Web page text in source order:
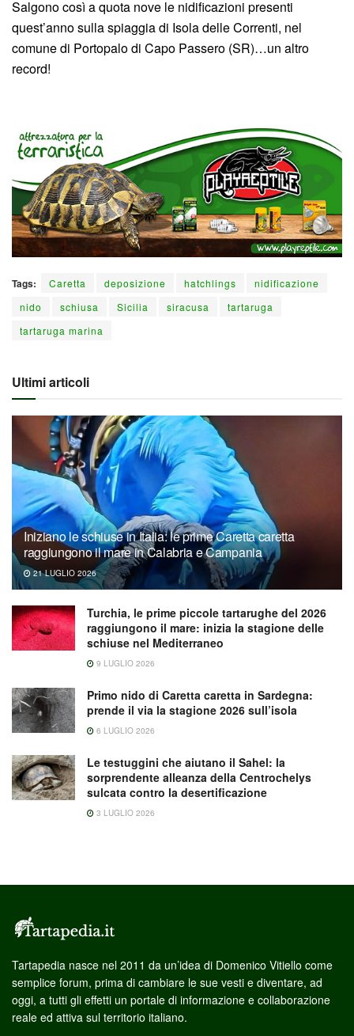
Salgono così a quota nove le nidificazioni presenti
quest’anno sulla spiaggia di Isola delle Correnti, nel
comune di Portopalo di Capo Passero (SR)…un altro
record!
Tags: Caretta deposizione hatchlings
nidificazione
nido
schiusa Sicilia siracusa
tartaruga
tartaruga marina
Ultimi articoli
Iniziano le schiuse in Italia: le prime Caretta caretta
raggiungono il mare in Calabria e Campania
21 LUGLIO 2026
Turchia, le prime piccole tartarughe del 2026
raggiungono il mare: inizia la stagione delle
schiuse nel Mediterraneo
9 LUGLIO 2026
Primo nido di Caretta caretta in Sardegna:
prende il via la stagione 2026 sull’isola
6 LUGLIO 2026
Le testuggini che aiutano il Sahel: la
sorprendente alleanza della Centrochelys
sulcata contro la desertificazione
3 LUGLIO 2026
Tartapedia nasce nel 2011 da un’idea di Domenico Vitiello come
semplice forum, prima di cambiare le sue vesti e diventare, ad
oggi, a tutti gli effetti un portale di informazione e collaborazione
reale ed attiva sul territorio italiano.